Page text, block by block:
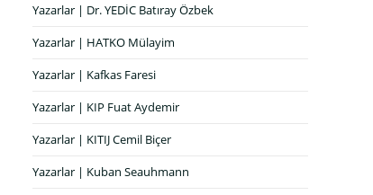
Yazarlar | Dr. YEDİC Batıray Özbek
Yazarlar | HATKO Mülayim
Yazarlar | Kafkas Faresi
Yazarlar | KIP Fuat Aydemir
Yazarlar | KITIJ Cemil Biçer
Yazarlar | Kuban Seauhmann